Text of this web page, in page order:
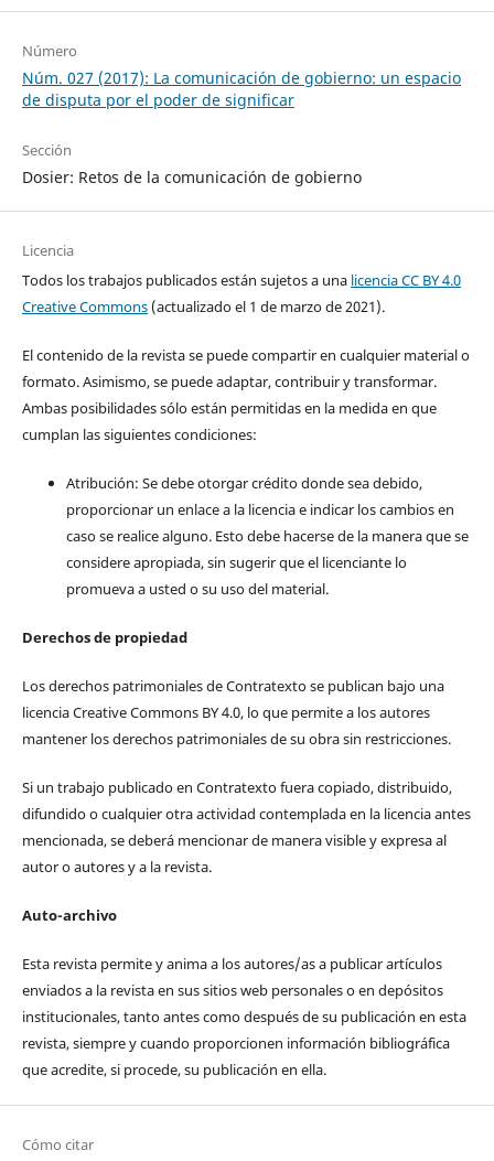
Número
Núm. 027 (2017): La comunicación de gobierno: un espacio
de disputa por el poder de significar
Sección
Dosier: Retos de la comunicación de gobierno
Licencia
Todos los trabajos publicados están sujetos a una licencia CC BY 4.0
Creative Commons(actualizado el 1 de marzo de 2021).
El contenido de la revista se puede compartir en cualquier material o
formato. Asimismo, se puede adaptar, contribuir y transformar.
Ambas posibilidades sólo están permitidas en la medida en que
cumplan las siguientes condiciones:
Atribución: Se debe otorgar crédito donde sea debido,
proporcionar un enlace a la licencia e indicar los cambios en
caso se realice alguno. Esto debe hacerse de la manera que se
considere apropiada, sin sugerir que el licenciante lo
promueva a usted o su uso del material.
Derechos de propiedad
Los derechos patrimoniales de Contratexto se publican bajo una
licencia Creative Commons BY 4.0, lo que permite a los autores
mantener los derechos patrimoniales de su obra sin restricciones.
Si un trabajo publicado en Contratexto fuera copiado, distribuido,
difundido o cualquier otra actividad contemplada en la licencia antes
mencionada, se deberá mencionar de manera visible y expresa al
autor o autores y a la revista.
Auto-archivo
Esta revista permite y anima a los autores/as a publicar artículos
enviados a la revista en sus sitios web personales o en depósitos
institucionales, tanto antes como después de su publicación en esta
revista, siempre y cuando proporcionen información bibliográfica
que acredite, si procede, su publicación en ella.
Cómo citar